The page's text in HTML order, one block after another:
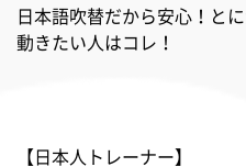
日本語吹替だから安心！と
動きたい人はコレ！
【日本人トレーナー】